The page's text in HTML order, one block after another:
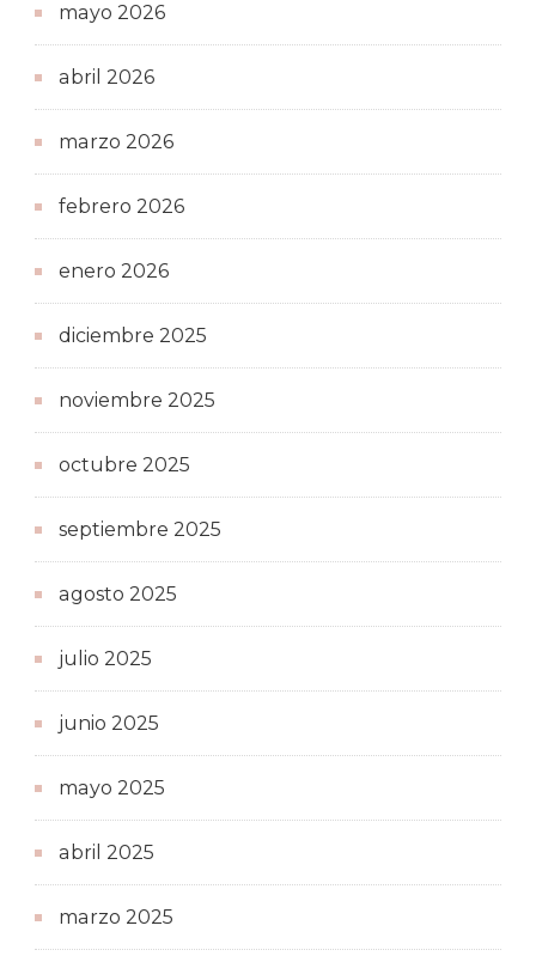
mayo 2026
abril 2026
marzo 2026
febrero 2026
enero 2026
diciembre 2025
noviembre 2025
octubre 2025
septiembre 2025
agosto 2025
julio 2025
junio 2025
mayo 2025
abril 2025
marzo 2025